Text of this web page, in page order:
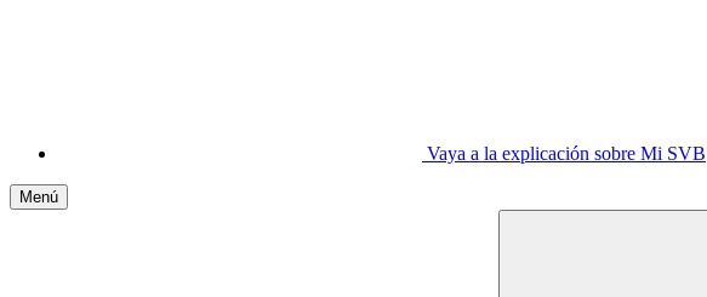
Vaya a la explicación sobre Mi SVB
Menú